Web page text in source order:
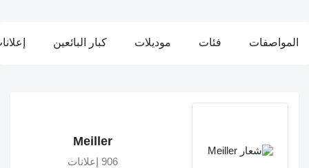
المواصفات فئات موديلات كبار البائعين
Meiller
906 إعلانات